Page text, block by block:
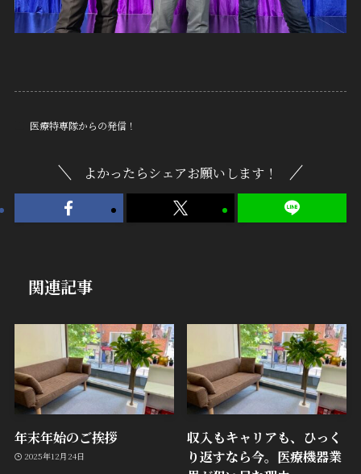
医療特専隊からの発信！
よかったらシェアお願いします！
関連記事
年末年始のご挨拶
2025年12月24日
収入もキャリアも、ひっく
り返すなら今。医療機器業